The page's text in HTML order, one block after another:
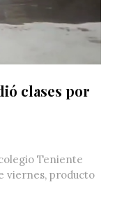
clases por
Teniente
viernes, producto